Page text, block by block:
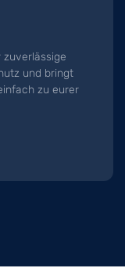
zuverlässige
und bringt
zu eurer